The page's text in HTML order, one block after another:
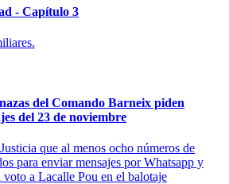
- Capítulo 3
del Comando Barneix piden
del 23 de noviembre
que al menos ocho números de
para enviar mensajes por Whatsapp y
a Lacalle Pou en el balotaje